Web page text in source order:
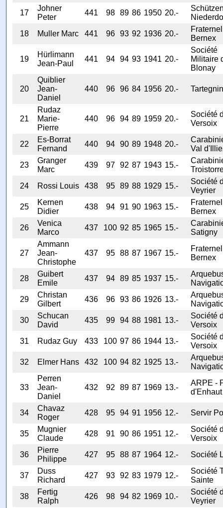
17
Johner
Peter
441 98 89 86 1950 20.-
18
Muller Marc 441 96 93 92 1936 20.-
Bernex
19
Hürlimann
Jean-Paul
441 94 94 93 1941 20.-
Société
Militaire
Blonay
20
Quiblier
Jean-
Daniel
440 96 96 84 1956 20.- Tartegnin
21
Rudaz
Marie-
Pierre
440 96 94 89 1959 20.-
Société
Versoix
22
Es-Borrat
Fernand
440 94 90 89 1948 20.-
Val
23
Granger
Marc
439 97 92 87 1943 15.-
24
Rossi Louis 438 95 89 88 1929 15.-
Société
Veyrier
25
Kernen
Didier
438 94 91 90 1963 15.-
Bernex
26
Venica
Marco
437 100 92 85 1965 15.-
Satigny
27
Ammann
Jean-
Christophe
437 95 88 87 1967 15.-
Bernex
28
Guibert
Emile
437 94 89 85 1937 15.-
29
Christan
Gilbert
436 96 93 86 1926 13.-
30
Schucan
David
435 99 94 88 1981 13.-
Société
Versoix
31
Rudaz Guy 433 100 97 86 1944 13.-
Société
Versoix
32
Elmer Hans 432 100 94 82 1925 13.-
33
Perren
Jean-
Daniel
432 92 89 87 1969 13.-
ARPE -
d'Enhaut
34
Chavaz
Roger
428 95 94 91 1956 12.- Servir
35
Mugnier
Claude
428 91 90 86 1951 12.-
Société
Versoix
36
Pierre
Philippe
427 95 88 87 1964 12.- Société
37
Duss
Richard
427 93 92 83 1979 12.-
Société
Sainte
38
Fertig
Ralph
426 98 94 82 1969 10.-
Société
Veyrier